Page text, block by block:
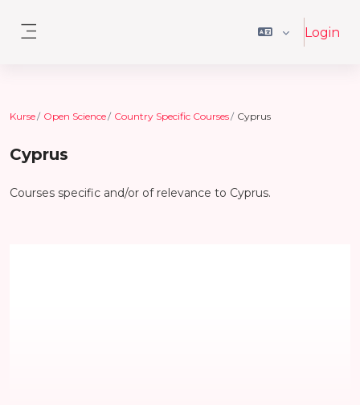
Login
Kurse Open Science Country Specific Courses Cyprus
Cyprus
Courses specific and/or of relevance to Cyprus.